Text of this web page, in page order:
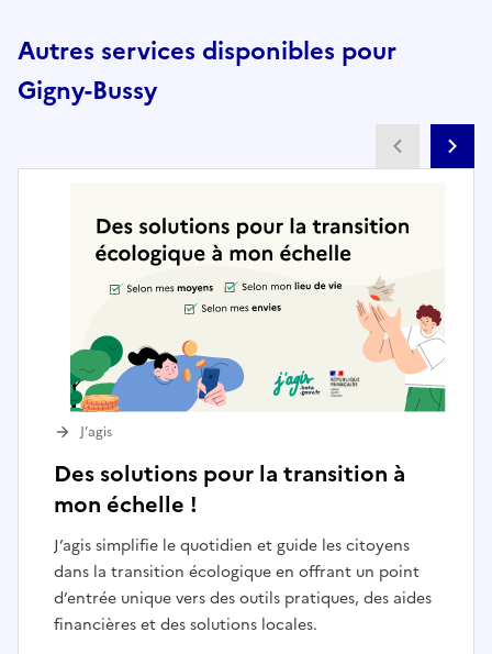
Autres services disponibles pour
Gigny-Bussy
Des solutions pour la transition à
mon échelle !
J’agis simplifie le quotidien et guide les citoyens
dans la transition écologique en offrant un point
d’entrée unique vers des outils pratiques, des aides
financières et des solutions locales.
J’agis